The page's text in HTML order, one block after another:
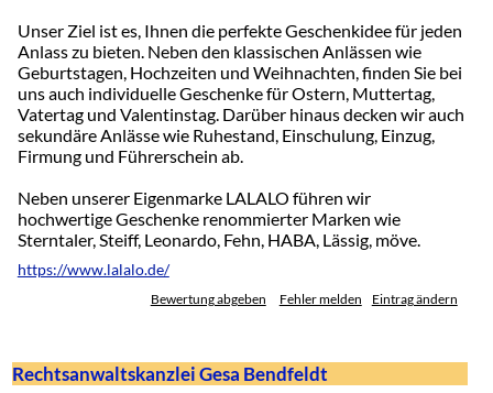
Unser Ziel ist es, Ihnen die perfekte Geschenkidee für jeden
Anlass zu bieten. Neben den klassischen Anlässen wie
Geburtstagen, Hochzeiten und Weihnachten, finden Sie bei
uns auch individuelle Geschenke für Ostern, Muttertag,
Vatertag und Valentinstag. Darüber hinaus decken wir auch
sekundäre Anlässe wie Ruhestand, Einschulung, Einzug,
Firmung und Führerschein ab.
Neben unserer Eigenmarke LALALO führen wir
hochwertige Geschenke renommierter Marken wie
Sterntaler, Steiff, Leonardo, Fehn, HABA, Lässig, möve.
https://www.lalalo.de/
Bewertung abgeben Fehler melden Eintrag ändern
Rechtsanwaltskanzlei Gesa Bendfeldt